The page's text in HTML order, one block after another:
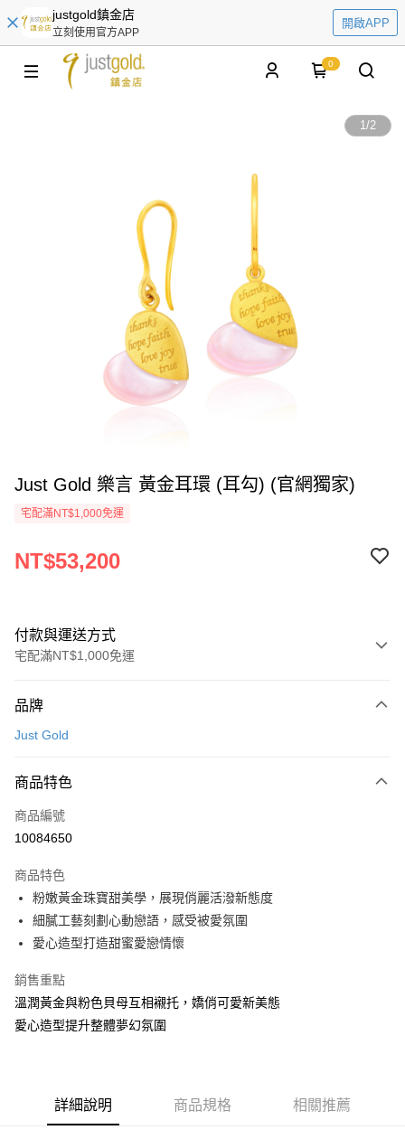
justgold鎮金店
立刻使用官方APP
開啟APP
0
1/2
Just Gold 樂言 黃金耳環 (耳勾) (官網獨家)
宅配滿NT$1,000免運
NT$53,200
付款與運送方式
宅配滿NT$1,000免運
信用卡一次付款
3 期 0 利率 每期
合作金庫商業銀行
上海商業儲蓄銀行
臺灣中小企業銀行
匯豐（台灣）商業銀行
華泰商業銀行
聯邦商業銀行
遠東國際商業銀行
元大商業銀行
台新國際商業銀行
台灣樂天信用卡公司
合作金庫商業銀行
上海商業儲蓄銀行
國泰世華商業銀行
兆豐國際商業銀行
匯豐（台灣）商業銀行
華泰商業銀行
聯邦商業銀行
玉山商業銀行
台新國際商業銀行
中國信託商業銀行
台灣樂天信用卡公司
LINE Pay
Apple Pay
悠遊付
ATM付款
運送方式
宅配(配送時間約1-3個工作天)
品牌
Just Gold
商品特色
商品編號
10084650
商品特色
粉嫩黃金珠寶甜美學，展現俏麗活潑新態度
細膩工藝刻劃心動戀語，感受被愛氛圍
愛心造型打造甜蜜愛戀情懷
銷售重點
溫潤黃金與粉色貝母互相襯托，嬌俏可愛新美態
愛心造型提升整體夢幻氛圍
詳細說明 商品規格 相關推薦